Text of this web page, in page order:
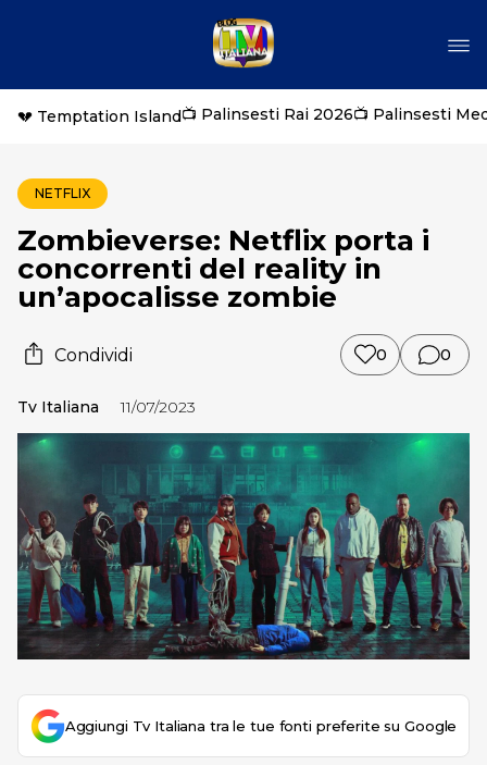
💔 Temptation Island📺 Palinsesti Rai 2026📺 Palinsesti
NETFLIX
Zombieverse: Netflix porta i
concorrenti del reality in
un’apocalisse zombie
Condividi 0 0
Tv Italiana 11/07/2023
Aggiungi Tv Italiana tra le tue fonti preferite su Google